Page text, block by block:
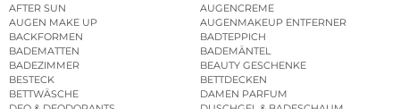
AFTER SUN
AUGENCREME
AUGEN MAKE UP
AUGENMAKEUP ENTFERNER
BACKFORMEN
BADTEPPICH
BADEMATTEN
BADEMÄNTEL
BADEZIMMER
BEAUTY GESCHENKE
BESTECK
BETTDECKEN
BETTWÄSCHE
DAMEN PARFUM